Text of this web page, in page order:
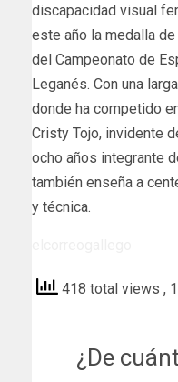
discapacidad visual
este año la medalla
del Campeonato de
Leganés. Con una
donde ha competido
Cristy Tojo, invidente
ocho años integrante
también enseña a
y técnica.
418 total views ,
¿De